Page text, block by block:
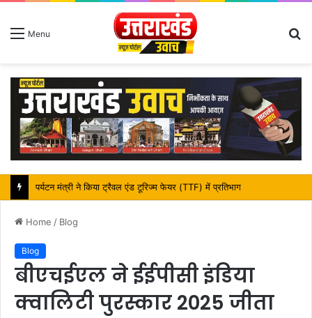
Menu
महापौर शंभू पासवान के जन्मदिवस पर क्षेत्र में विकास की सौगात
Home / Blog
Blog
बीएचईएल ने ईईपीसी इंडिया
क्वालिटी पुरस्कार 2025 जीता